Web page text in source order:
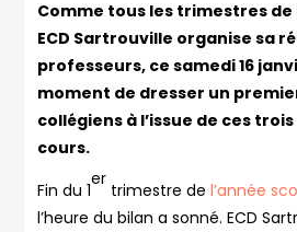
Comme tous les trimestres de
ECD Sartrouville organise sa
professeurs, ce samedi 16
moment de dresser un
collégiens à l’issue de ces
cours.
Fin du 1
er
trimestre del’année
l’heure du bilan a sonné. ECD